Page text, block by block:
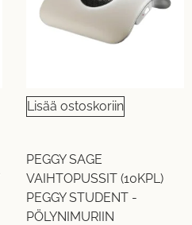
Lisää ostoskoriin
PEGGY SAGE
VAIHTOPUSSIT (10KPL)
PEGGY STUDENT -
PÖLYNIMURIIN